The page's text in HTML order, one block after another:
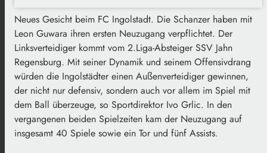
Neues Gesicht beim FC Ingolstadt. Die Schanzer haben mit
Leon Guwara ihren ersten Neuzugang verpflichtet. Der
Linksverteidiger kommt vom 2.Liga-Absteiger SSV Jahn
Regensburg. Mit seiner Dynamik und seinem Offensivdrang
würden die Ingolstädter einen Außenverteidiger gewinnen,
der nicht nur defensiv, sondern auch vor allem im Spiel mit
dem Ball überzeuge, so Sportdirektor Ivo Grlic. In den
vergangenen beiden Spielzeiten kam der Neuzugang auf
insgesamt 40 Spiele sowie ein Tor und fünf Assists.